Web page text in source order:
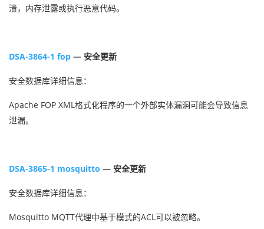
溃，内存泄露或执行恶意代码。
DSA-3864-1 fop — 安全更新
安全数据库详细信息：
Apache FOP XML格式化程序的一个外部实体漏洞可能会导致信息
泄漏。
DSA-3865-1 mosquitto — 安全更新
安全数据库详细信息：
Mosquitto MQTT代理中基于模式的ACL可以被忽略。